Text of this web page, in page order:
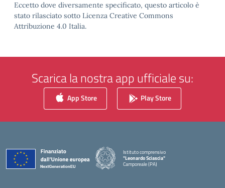
Eccetto dove diversamente specificato, questo articolo è
stato rilasciato sotto Licenza Creative Commons
Attribuzione 4.0 Italia.
Scarica la nostra app ufficiale su:
App Store Play Store
Istituto comprensivo
"Leonardo Sciascia"
Camporeale (PA)
— Visita la pagina iniziale della scuola